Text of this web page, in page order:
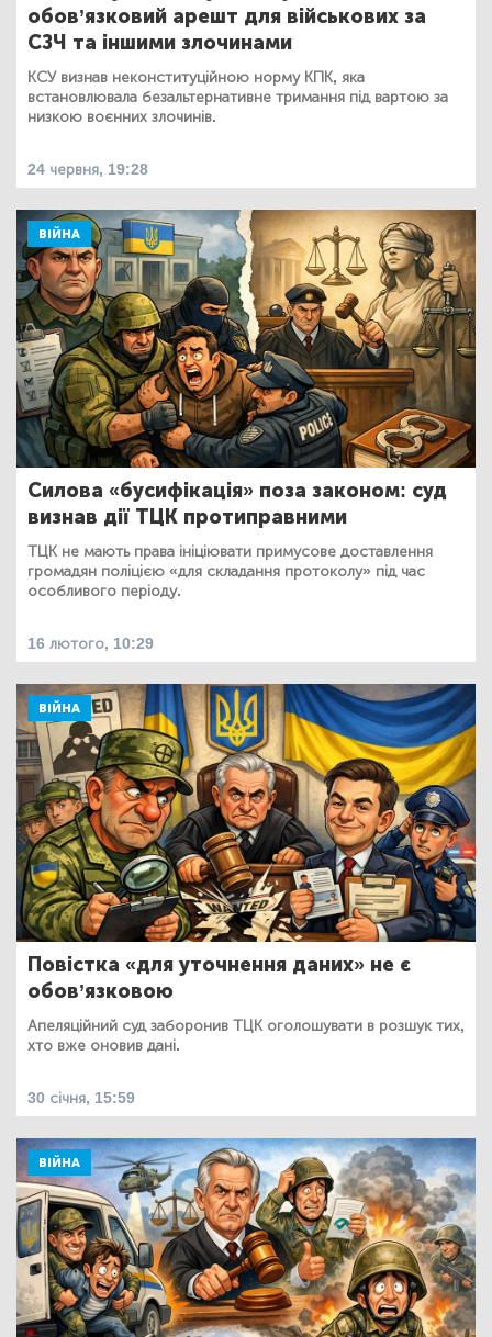
обов’язковий арешт для військових за
СЗЧ та іншими злочинами
КСУ визнав неконституційною норму КПК, яка
встановлювала безальтернативне тримання під вартою за
низкою воєнних злочинів.
24 червня, 19:28
ВІЙНА
Силова «бусифікація» поза законом: суд
визнав дії ТЦК протиправними
ТЦК не мають права ініціювати примусове доставлення
громадян поліцією «для складання протоколу» під час
особливого періоду.
16 лютого, 10:29
ВІЙНА
Повістка «для уточнення даних» не є
обов’язковою
Апеляційний суд заборонив ТЦК оголошувати в розшук тих,
хто вже оновив дані.
30 січня, 15:59
ВІЙНА